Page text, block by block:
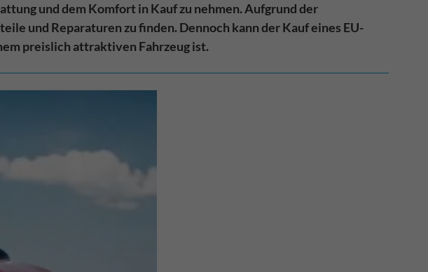
und dem Komfort in Kauf zu nehmen. Aufgrund der
und Reparaturen zu finden. Dennoch kann der Kauf eines EU-
preislich attraktiven Fahrzeug ist.